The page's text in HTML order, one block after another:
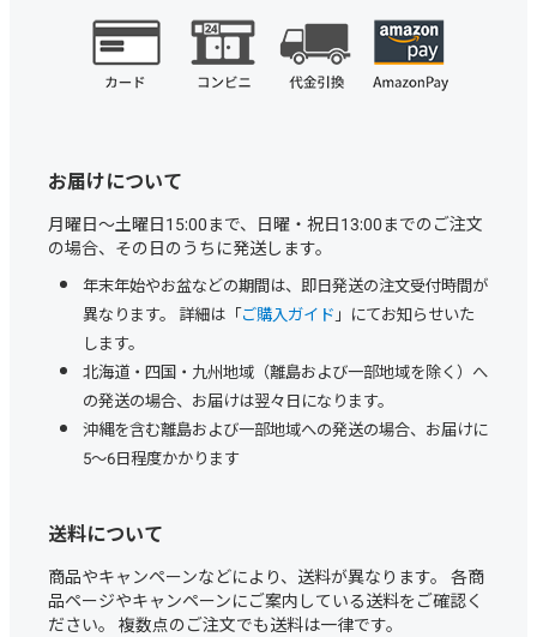
お届けについて
月曜日～土曜日15:00まで、日曜・祝日13:00までのご注文
の場合、その日のうちに発送します。
年末年始やお盆などの期間は、即日発送の注文受付時間が
異なります。 詳細は「ご購入ガイド 」にてお知らせいた
します。
北海道・四国・九州地域（離島および一部地域を除く）へ
の発送の場合、お届けは翌々日になります。
沖縄を含む離島および一部地域への発送の場合、お届けに
5～6日程度かかります
送料について
商品やキャンペーンなどにより、送料が異なります。 各商
品ページやキャンペーンにご案内している送料をご確認く
ださい。 複数点のご注文でも送料は一律です。